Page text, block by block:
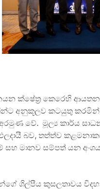
ක්ෂේත්‍ර කෙරෙහි
අනුකූලව කටයුතු කරමින්
වේ. මූල්‍ය කාර්ය
බව, තත්ත්ව
සහ මානව සම්පත් යන
ශිල්පීය කුසලතාවය